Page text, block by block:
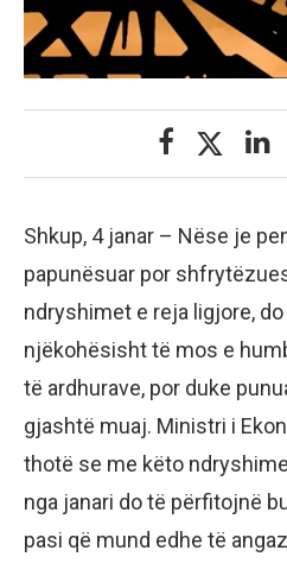
Shkup, 4 janar – Nëse je
papunësuar por
ndryshimet e reja ligjore,
njëkohësisht të mos e
të ardhurave, por duke
gjashtë muaj. Ministri i
thotë se me këto
nga janari do të përfitojnë
pasi që mund edhe të